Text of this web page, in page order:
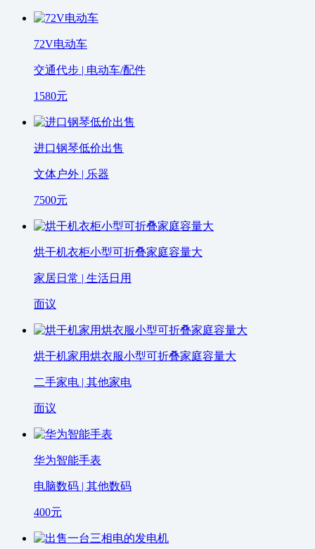
72V电动车
交通代步 | 电动车/配件
1580元
进口钢琴低价出售
文体户外 | 乐器
7500元
烘干机衣柜小型可折叠家庭容量大
家居日常 | 生活日用
面议
烘干机家用烘衣服小型可折叠家庭容量大
二手家电 | 其他家电
面议
华为智能手表
电脑数码 | 其他数码
400元